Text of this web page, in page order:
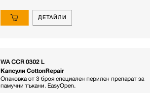
ДЕТАЙЛИ
WA CCR 0302 L
Капсули CottonRepair
Опаковка от 3 броя специален перилен препарат за
памучни тъкани. EasyOpen.